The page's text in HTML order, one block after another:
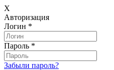
X
Авторизация
Логин *
Пароль *
Забыли пароль?